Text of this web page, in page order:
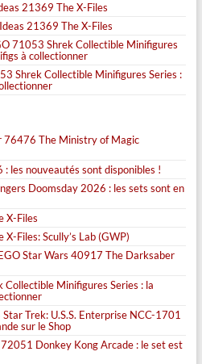
21369 The X-Files
21369 The X-Files
71053 Shrek Collectible Minifigures
à collectionner
Shrek Collectible Minifigures Series :
76476 The Ministry of Magic
les nouveautés sont disponibles !
Doomsday 2026 : les sets sont en
X-Files
Files: Scully’s Lab (GWP)
Star Wars 40917 The Darksaber
Minifigures Series : la
Trek: U.S.S. Enterprise NCC-1701
sur le Shop
Donkey Kong Arcade : le set est